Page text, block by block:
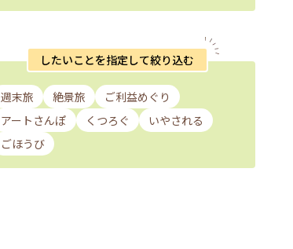
したいことを指定して絞り込む
週末旅 絶景旅
ご利益めぐり
アートさんぽ
くつろぐ
いやされる
ごほうび